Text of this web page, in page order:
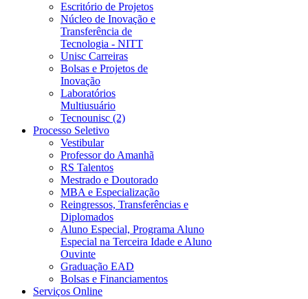
Escritório de Projetos
Núcleo de Inovação e
Transferência de
Tecnologia - NITT
Unisc Carreiras
Bolsas e Projetos de
Inovação
Laboratórios
Multiusuário
Tecnounisc (2)
Processo Seletivo
Vestibular
Professor do Amanhã
RS Talentos
Mestrado e Doutorado
MBA e Especialização
Reingressos, Transferências e
Diplomados
Aluno Especial, Programa Aluno
Especial na Terceira Idade e Aluno
Ouvinte
Graduação EAD
Bolsas e Financiamentos
Serviços Online